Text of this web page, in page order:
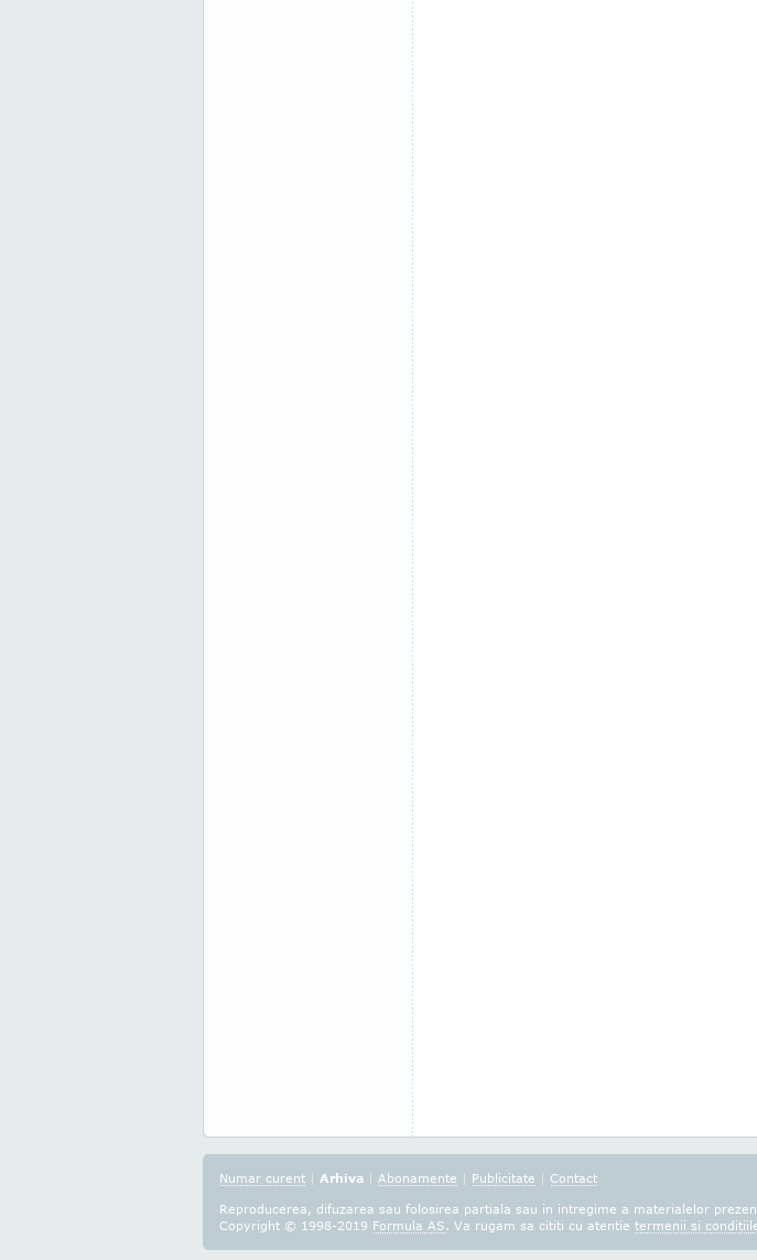
Numar curent | Arhiva | Abonamente | Publicitate | Contact
Reproducerea, difuzarea sau folosirea partiala sau in intregime a materialelor
Copyright © 1998-2019 Formula AS. Va rugam sa cititi cu atentie termenii si